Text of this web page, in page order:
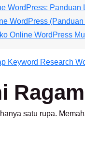
WordPress: Panduan
WordPress
Online WordPress
Keyword Research
satu rupa.